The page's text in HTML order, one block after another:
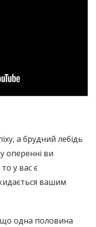
а брудний лебідь
оперенні ви
у вас є
вашим
одна половина